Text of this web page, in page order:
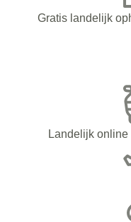
Gratis landelijk
Landelijk